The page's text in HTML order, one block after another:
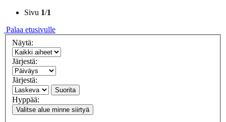
Sivu 1/1
Palaa etusivulle
Näytä:
Järjestä:
Järjestä:
Suorita
Hyppää:
Valitse alue minne siirtyä